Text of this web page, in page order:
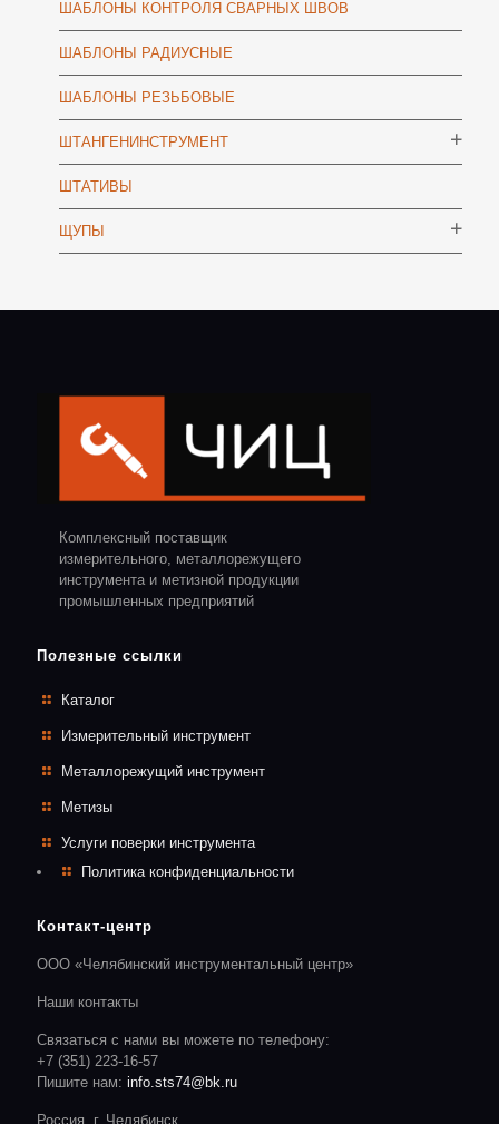
ШАБЛОНЫ КОНТРОЛЯ СВАРНЫХ ШВОВ
ШАБЛОНЫ РАДИУСНЫЕ
ШАБЛОНЫ РЕЗЬБОВЫЕ
ШТАНГЕНИНСТРУМЕНТ
ШТАТИВЫ
ЩУПЫ
Комплексный поставщик
измерительного, металлорежущего
инструмента и метизной продукции
промышленных предприятий
Полезные ссылки
Каталог
Измерительный инструмент
Металлорежущий инструмент
Метизы
Услуги поверки инструмента
Политика конфиденциальности
Контакт-центр
ООО «Челябинский инструментальный центр»
Наши контакты
Связаться с нами вы можете по телефону:
+7 (351) 223-16-57
Пишите нам: info.sts74@bk.ru
Россия, г. Челябинск,